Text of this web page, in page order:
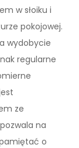
w słoiku i
pokojowej.
wydobycie
regularne
ze
na
o